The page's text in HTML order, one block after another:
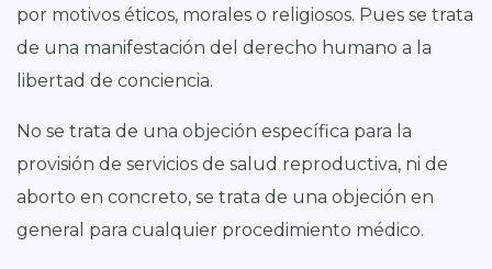
por motivos éticos, morales o religiosos. Pues se trata
de una manifestación del derecho humano a la
libertad de conciencia.
No se trata de una objeción específica para la
provisión de servicios de salud reproductiva, ni de
aborto en concreto, se trata de una objeción en
general para cualquier procedimiento médico.